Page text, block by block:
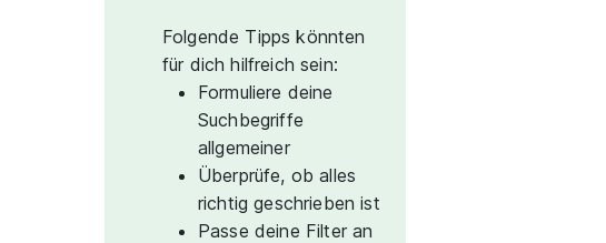
Folgende Tipps könnten
für dich hilfreich sein:
Formuliere deine
Suchbegriffe
allgemeiner
Überprüfe, ob alles
richtig geschrieben ist
Passe deine Filter an